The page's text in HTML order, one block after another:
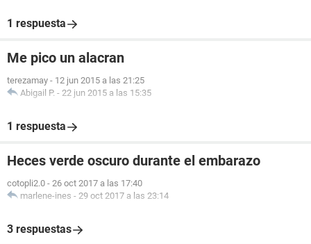
1 respuesta
Me pico un alacran
terezamay - 12 jun 2015 a las 21:25
Abigail P. - 22 jun 2015 a las 15:35
1 respuesta
Heces verde oscuro durante el embarazo
cotopli2.0 - 26 oct 2017 a las 17:40
marlene-ines - 29 oct 2017 a las 23:14
3 respuestas